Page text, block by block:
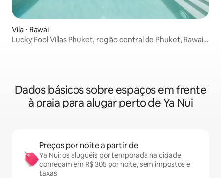
Vila ⋅ Rawai
Lucky Pool Villas Phuket, região central de Phuket, Rawai,
Dados básicos sobre espaços em frente
à praia para alugar perto de Ya Nui
Preços por noite a partir de
Ya Nui: os aluguéis por temporada na cidade
começam em R$ 305 por noite, sem impostos e
taxas